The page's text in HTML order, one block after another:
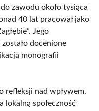
zawodu około tysiąca
40 lat pracował jako
Jego
zostało docenione
monografii
refleksji nad wpływem,
lokalną społeczność